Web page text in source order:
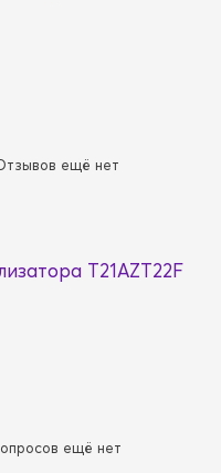
ещё нет
T21AZT22F
ещё нет